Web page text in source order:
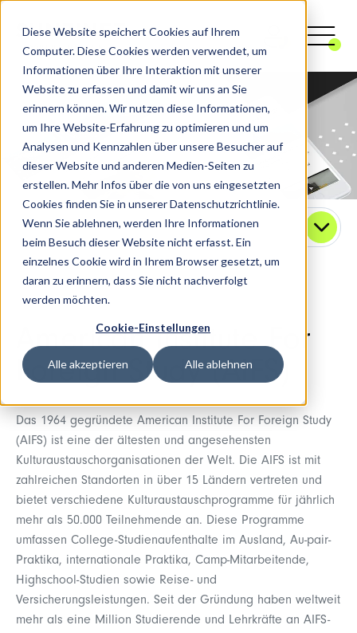
Diese Website speichert Cookies auf Ihrem
Computer. Diese Cookies werden verwendet, um
Informationen über Ihre Interaktion mit unserer
Website zu erfassen und damit wir uns an Sie
erinnern können. Wir nutzen diese Informationen,
um Ihre Website-Erfahrung zu optimieren und um
Analysen und Kennzahlen über unsere Besucher auf
dieser Website und anderen Medien-Seiten zu
erstellen. Mehr Infos über die von uns eingesetzten
Cookies finden Sie in unserer Datenschutzrichtlinie.
Wenn Sie ablehnen, werden Ihre Informationen
beim Besuch dieser Website nicht erfasst. Ein
einzelnes Cookie wird in Ihrem Browser gesetzt, um
daran zu erinnern, dass Sie nicht nachverfolgt
werden möchten.
Cookie-Einstellungen
Alle akzeptieren Alle ablehnen
Kontakt
American Institute For
Foreign Study (AIFS)
Das 1964 gegründete American Institute For Foreign Study
(AIFS) ist eine der ältesten und angesehensten
Kulturaustauschorganisationen der Welt. Die AIFS ist mit
zahlreichen Standorten in über 15 Ländern vertreten und
bietet verschiedene Kulturaustauschprogramme für jährlich
mehr als 50.000 Teilnehmende an. Diese Programme
umfassen College-Studienaufenthalte im Ausland, Au-pair-
Praktika, internationale Praktika, Camp-Mitarbeitende,
Highschool-Studien sowie Reise- und
Versicherungsleistungen. Seit der Gründung haben weltweit
mehr als eine Million Studierende und Lehrkräfte an AIFS-